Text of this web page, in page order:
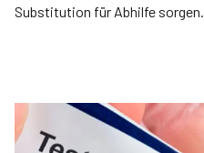
Substitution für Abhilfe sorgen.